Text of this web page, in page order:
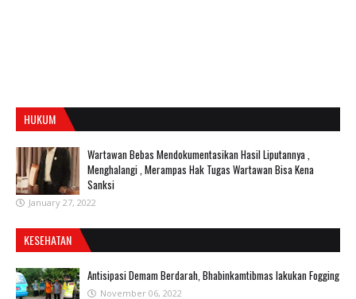
HUKUM
Wartawan Bebas Mendokumentasikan Hasil Liputannya ,
Menghalangi , Merampas Hak Tugas Wartawan Bisa Kena
Sanksi
January 27, 2022
KESEHATAN
Antisipasi Demam Berdarah, Bhabinkamtibmas lakukan Fogging
November 06, 2022